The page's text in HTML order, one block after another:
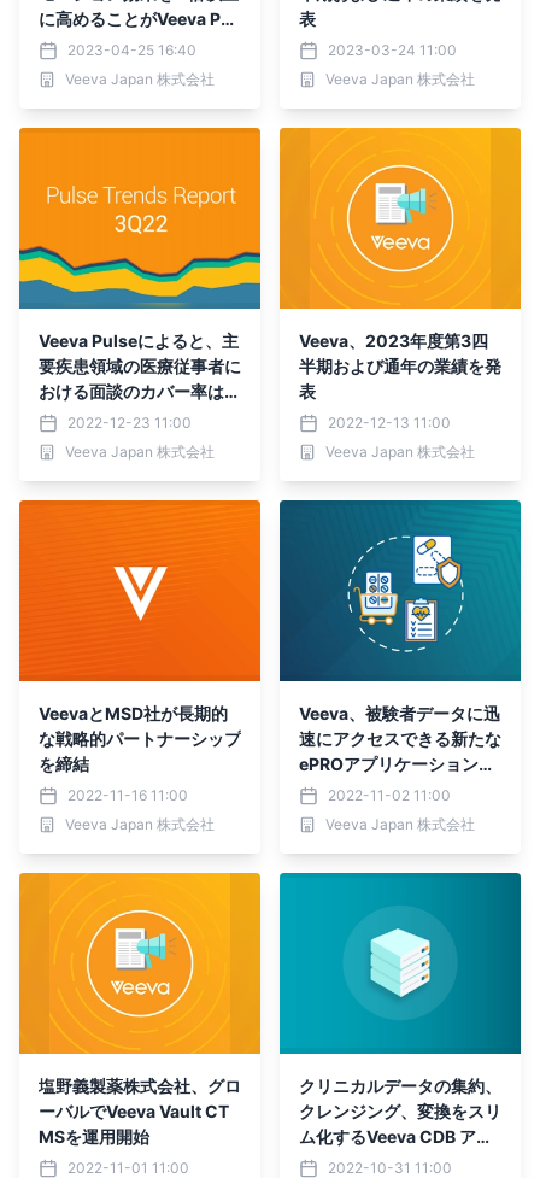
に高めることがVeeva Pul
seレポートで明らかに
2023-04-25 16:40
Veeva Japan 株式会社
表
2023-03-24 11:00
Veeva Japan 株式会社
Veeva Pulseによると、主
要疾患領域の医療従事者に
おける面談のカバー率は、
パンデミック後、デジタル
エンゲージメントの活用に
より、約80％近くに達し
2022-12-23 11:00
Veeva Japan 株式会社
Veeva、2023年度第3四
半期および通年の業績を発
表
2022-12-13 11:00
Veeva Japan 株式会社
VeevaとMSD社が長期的
な戦略的パートナーシップ
を締結
2022-11-16 11:00
Veeva Japan 株式会社
Veeva、被験者データに迅
速にアクセスできる新たな
ePROアプリケーションを
提供開始2022-11-02 11:00
Veeva Japan 株式会社
塩野義製薬株式会社、グロ
ーバルでVeeva Vault CT
MSを運用開始
2022-11-01 11:00
クリニカルデータの集約、
クレンジング、変換をスリ
ム化するVeeva CDB アプ
リケーション
2022-10-31 11:00